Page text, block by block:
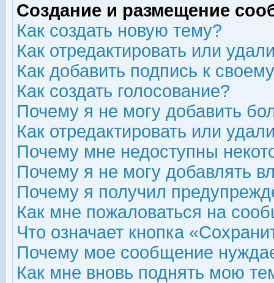
Создание и размещение
Как создать новую тему?
Как отредактировать или
Как добавить подпись к
Как создать голосование?
Почему я не могу добавить
Как отредактировать или
Почему мне недоступны
Почему я не могу добавлять
Почему я получил
Как мне пожаловаться на
Что означает кнопка
Почему мое сообщение
Как мне вновь поднять мою